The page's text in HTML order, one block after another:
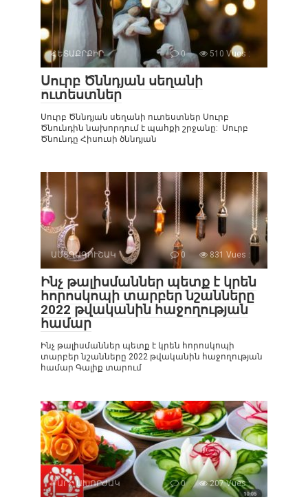
ՀԵՏԱՔՐՔԻՐ 0 510 Vues :
Սուրբ Ծննդյան սեղանի
ուտեստներ
Սուրբ Ծննդյան սեղանի ուտեստներ Սուրբ
Ծնունդին նախորդում է պահքի շրջանը: Սուրբ
Ծնունդը Հիսուսի ծննդյան
ԱՍՏՂԱԳՈՒՇԱԿ 0 831 Vues :
Ինչ թալիսմաններ պետք է կրեն
հորոսկոպի տարբեր նշանները
2022 թվականին հաջողության
համար
Ինչ թալիսմաններ պետք է կրեն հորոսկոպի
տարբեր նշանները 2022 թվականին հաջողության
համար Գալիք տարում
ԲԱՐԻ ԱԽՈՐԺԱԿ 0 207 Vues :